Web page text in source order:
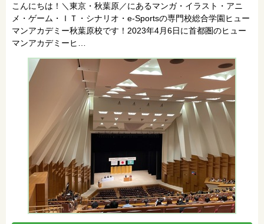
こんにちは！＼東京・秋葉原／にあるマンガ・イラスト・アニ
メ・ゲーム・ＩＴ・シナリオ・e-Sportsの専門校総合学園ヒュー
マンアカデミー秋葉原校です！2023年4月6日に首都圏のヒュー
マンアカデミーヒ…